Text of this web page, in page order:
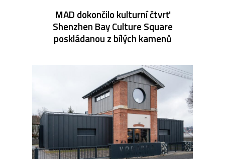
MAD dokončilo kulturní čtvrť
Shenzhen Bay Culture Square
poskládanou z bílých kamenů